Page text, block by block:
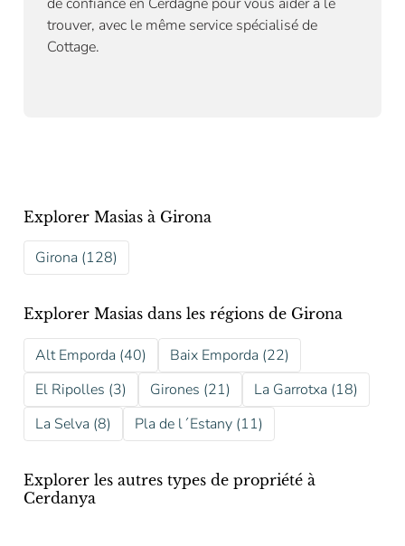
trouver, avec le même service spécialisé de
Cottage.
Explorer Masias à Girona
Girona (128)
Explorer Masias dans les régions de Girona
Alt Emporda (40)
Baix Emporda (22)
El Ripolles (3)
Girones (21)
La Garrotxa (18)
La Selva (8)
Pla de l´Estany (11)
Explorer les autres types de propriété à
Cerdanya